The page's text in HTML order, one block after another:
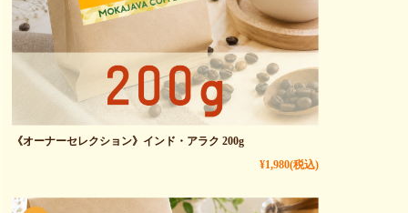
《オーナーセレクション》インド・アラク 200g
¥1,980(税込)